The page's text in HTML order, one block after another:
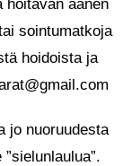
hoitavan äänen
sointumatkoja
hoidoista ja
jo nuoruudesta